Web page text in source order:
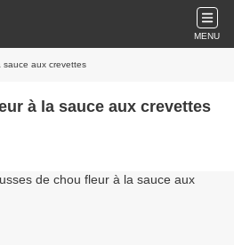
MENU
sauce aux crevettes
à la sauce aux crevettes